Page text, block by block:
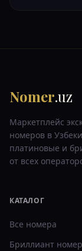
Nomer.uz
Маркетплейс
номеров в
платиновые и
от всех
КАТАЛОГ
Все номера
Бриллиант